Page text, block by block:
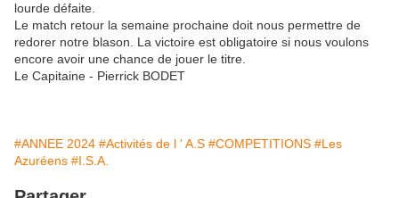
lourde défaite.
Le match retour la semaine prochaine doit nous permettre de
redorer notre blason. La victoire est obligatoire si nous voulons
encore avoir une chance de jouer le titre.
Le Capitaine - Pierrick BODET
#ANNEE 2024 #Activités de l ' A.S #COMPETITIONS #Les
Azuréens #I.S.A.